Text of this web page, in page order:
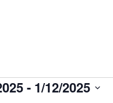
- 1/12/2025